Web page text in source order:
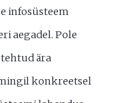
infosüsteem
aegadel. Pole
ära
konkreetsel